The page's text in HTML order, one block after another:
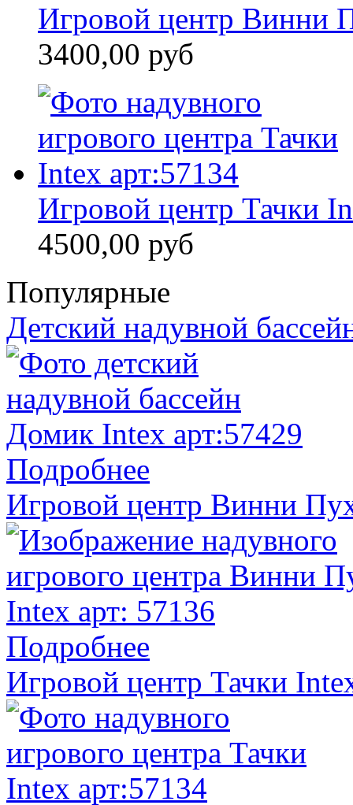
Игровой центр Винни
3400,00 руб
Игровой центр Тачки
4500,00 руб
Популярные
Детский надувной
Подробнее
Игровой центр Винни
Подробнее
Игровой центр Тачки